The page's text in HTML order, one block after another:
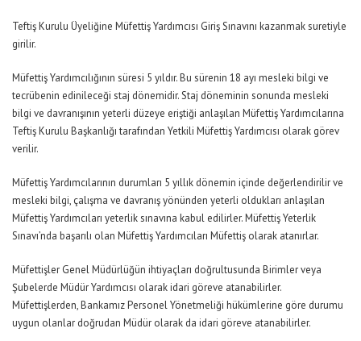
Teftiş Kurulu Üyeliğine Müfettiş Yardımcısı Giriş Sınavını kazanmak suretiyle
girilir.
Müfettiş Yardımcılığının süresi 5 yıldır. Bu sürenin 18 ayı mesleki bilgi ve
tecrübenin edinileceği staj dönemidir. Staj döneminin sonunda mesleki
bilgi ve davranışının yeterli düzeye eriştiği anlaşılan Müfettiş Yardımcılarına
Teftiş Kurulu Başkanlığı tarafından Yetkili Müfettiş Yardımcısı olarak görev
verilir.
Müfettiş Yardımcılarının durumları 5 yıllık dönemin içinde değerlendirilir ve
mesleki bilgi, çalışma ve davranış yönünden yeterli oldukları anlaşılan
Müfettiş Yardımcıları yeterlik sınavına kabul edilirler. Müfettiş Yeterlik
Sınavı’nda başarılı olan Müfettiş Yardımcıları Müfettiş olarak atanırlar.
Müfettişler Genel Müdürlüğün ihtiyaçları doğrultusunda Birimler veya
Şubelerde Müdür Yardımcısı olarak idari göreve atanabilirler.
Müfettişlerden, Bankamız Personel Yönetmeliği hükümlerine göre durumu
uygun olanlar doğrudan Müdür olarak da idari göreve atanabilirler.